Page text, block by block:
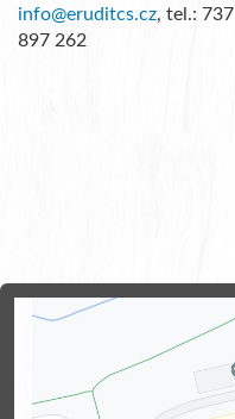
info@eruditcs.cz, tel.: 737
897 262